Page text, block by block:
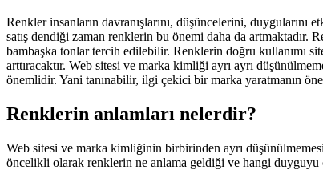
Renkler insanların davranışlarını, düşüncelerini, duygularını
satış dendiği zaman renklerin bu önemi daha da
bambaşka tonlar tercih edilebilir. Renklerin doğru kullanımı
arttıracaktır. Web sitesi ve marka kimliği ayrı ayrı
önemlidir. Yani tanınabilir, ilgi çekici bir marka yaratmanın
Renklerin anlamları nelerdir?
Web sitesi ve marka kimliğinin birbirinden ayrı
öncelikli olarak renklerin ne anlama geldiği ve hangi duyguyu